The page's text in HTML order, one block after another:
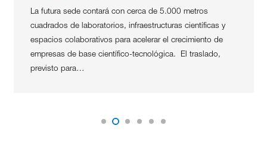
La futura sede contará con cerca de 5.000 metros
cuadrados de laboratorios, infraestructuras científicas y
espacios colaborativos para acelerar el crecimiento de
empresas de base científico-tecnológica. El traslado,
previsto para…